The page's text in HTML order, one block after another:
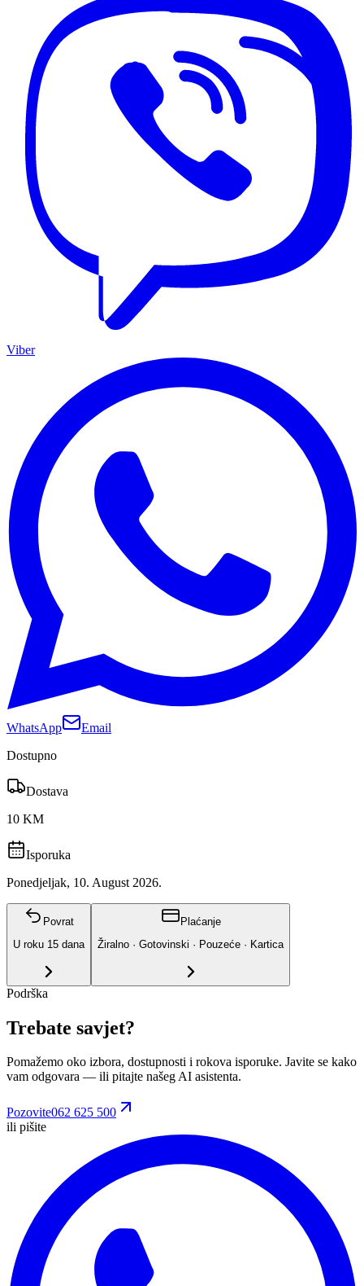
Viber
WhatsApp
Email
Dostupno
Dostava
10 KM
Isporuka
Ponedjeljak, 10. August 2026.
Povrat
U roku 15 dana
Plaćanje
Žiralno · Gotovinski · Pouzeće · Kartica
Podrška
Trebate savjet?
Pomažemo oko izbora, dostupnosti i rokova isporuke. Javite se kako
vam odgovara — ili pitajte našeg AI asistenta.
Pozovite062 625 500
ili pišite